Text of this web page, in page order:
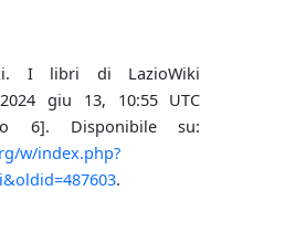
I libri di LazioWiki
giu 13, 10:55 UTC
6]. Disponibile su:
w/index.php?
.